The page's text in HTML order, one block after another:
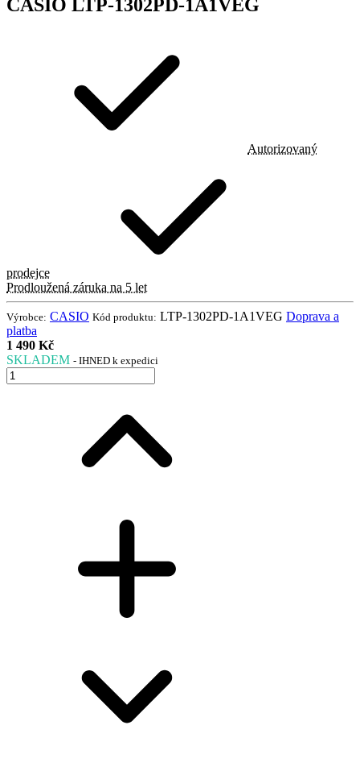
CASIO LTP-1302PD-1A1VEG
Autorizovaný
prodejce
Prodloužená záruka na 5 let
Výrobce: CASIO Kód produktu: LTP-1302PD-1A1VEG Doprava a
platba
1 490 Kč
SKLADEM - IHNED k expedici